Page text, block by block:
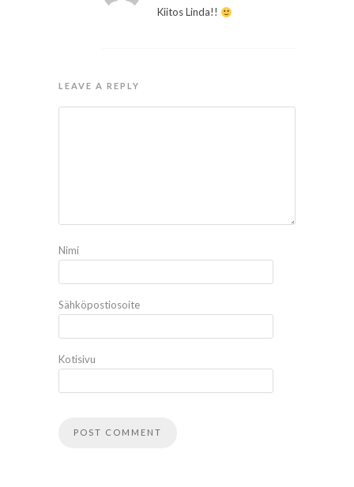
Kiitos Linda!!
LEAVE A REPLY
Nimi
Sähköpostiosoite
Kotisivu